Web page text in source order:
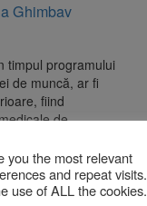
Ghimbav
timpul programului
de muncă, ar fi
fiind
de
efectuează
you the most relevant
and repeat visits.
use of ALL the cookies.